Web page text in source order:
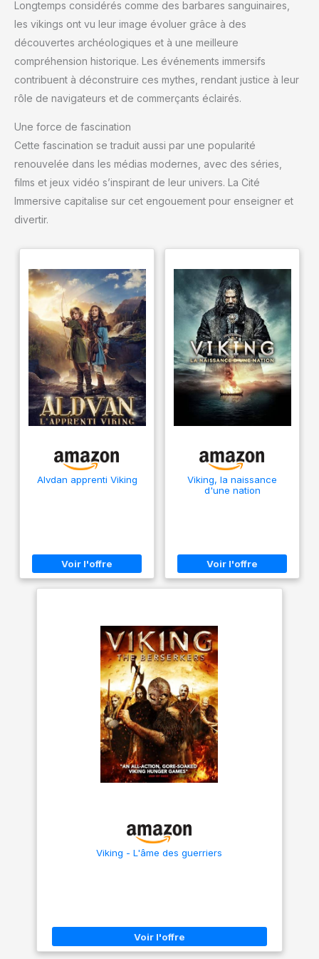
format « pocket » en fait un
jeu idéal pour les sorties et
Longtemps considérés comme des barbares sanguinaires,
les vikings ont vu leur image évoluer grâce à des
découvertes archéologiques et à une meilleure
compréhension historique. Les événements immersifs
contribuent à déconstruire ces mythes, rendant justice à leur
rôle de navigateurs et de commerçants éclairés.
Une force de fascination
Cette fascination se traduit aussi par une popularité
renouvelée dans les médias modernes, avec des séries,
films et jeux vidéo s’inspirant de leur univers. La Cité
Immersive capitalise sur cet engouement pour enseigner et
divertir.
Alvdan apprenti Viking
Viking, la naissance
d'une nation
Viking - L'âme des guerriers